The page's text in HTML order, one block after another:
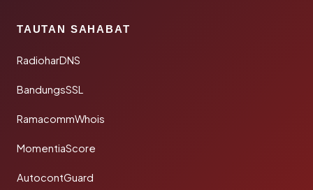
TAUTAN SAHABAT
RadioharDNS
BandungsSSL
RamacommWhois
MomentiaScore
AutocontGuard